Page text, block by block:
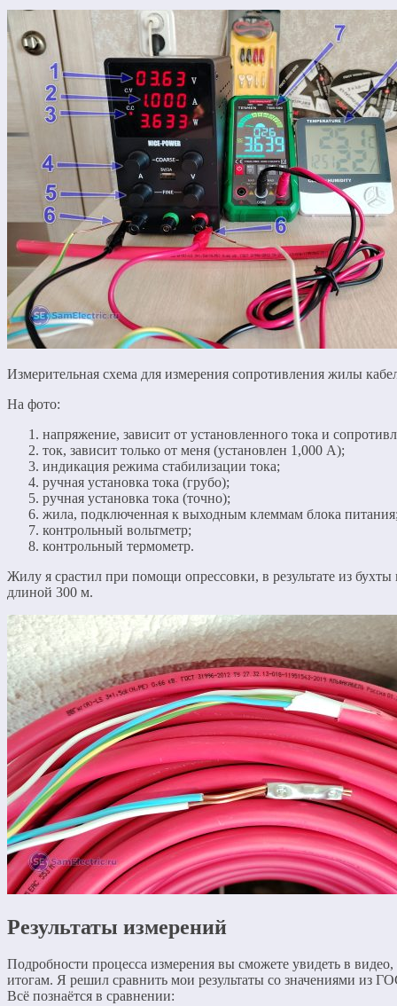
Измерительная схема для измерения сопротивления жилы
На фото:
напряжение, зависит от установленного тока и
ток, зависит только от меня (установлен 1,000 А);
индикация режима стабилизации тока;
ручная установка тока (грубо);
ручная установка тока (точно);
жила, подключенная к выходным клеммам блока
контрольный вольтметр;
контрольный термометр.
Жилу я срастил при помощи опрессовки, в результате из
длиной 300 м.
Результаты измерений
Подробности процесса измерения вы сможете увидеть в видео,
итогам. Я решил сравнить мои результаты со значениями из
Всё познаётся в сравнении: